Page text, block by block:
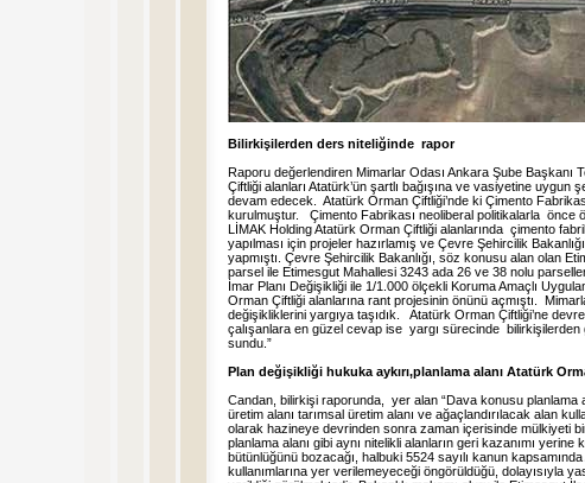
Bilirkişilerden ders niteliğinde rapor
Raporu değerlendiren Mimarlar Odası Ankara Şube Başkanı
Çiftliği alanları Atatürk’ün şartlı bağışına ve vasiyetine uygun
devam edecek. Atatürk Orman Çiftliği’nde ki Çimento
kurulmuştur. Çimento Fabrikası neoliberal politikalarla önce
LİMAK Holding Atatürk Orman Çiftliği alanlarında çimento
yapılması için projeler hazırlamış ve Çevre Şehircilik
yapmıştı. Çevre Şehircilik Bakanlığı, söz konusu alan olan
parsel ile Etimesgut Mahallesi 3243 ada 26 ve 38 nolu
İmar Planı Değişikliği ile 1/1.000 ölçekli Koruma Amaçlı
Orman Çiftliği alanlarına rant projesinin önünü açmıştı.
değişikliklerini yargıya taşıdık. Atatürk Orman Çiftliği’ne
çalışanlara en güzel cevap ise yargı sürecinde bilirkişilerden
sundu.”
Plan değişikliği hukuka aykırı,planlama alanı Atatürk
Candan, bilirkişi raporunda, yer alan “Dava konusu planlama
üretim alanı tarımsal üretim alanı ve ağaçlandırılacak alan
olarak hazineye devrinden sonra zaman içerisinde mülkiyeti
planlama alanı gibi aynı nitelikli alanların geri kazanımı yerine
bütünlüğünü bozacağı, halbuki 5524 sayılı kanun
kullanımlarına yer verilemeyeceği öngörüldüğü, dolayısıyla